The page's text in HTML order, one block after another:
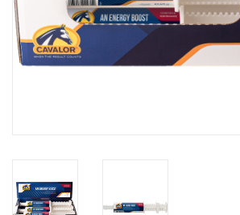
Verzorging
Paardenvoer